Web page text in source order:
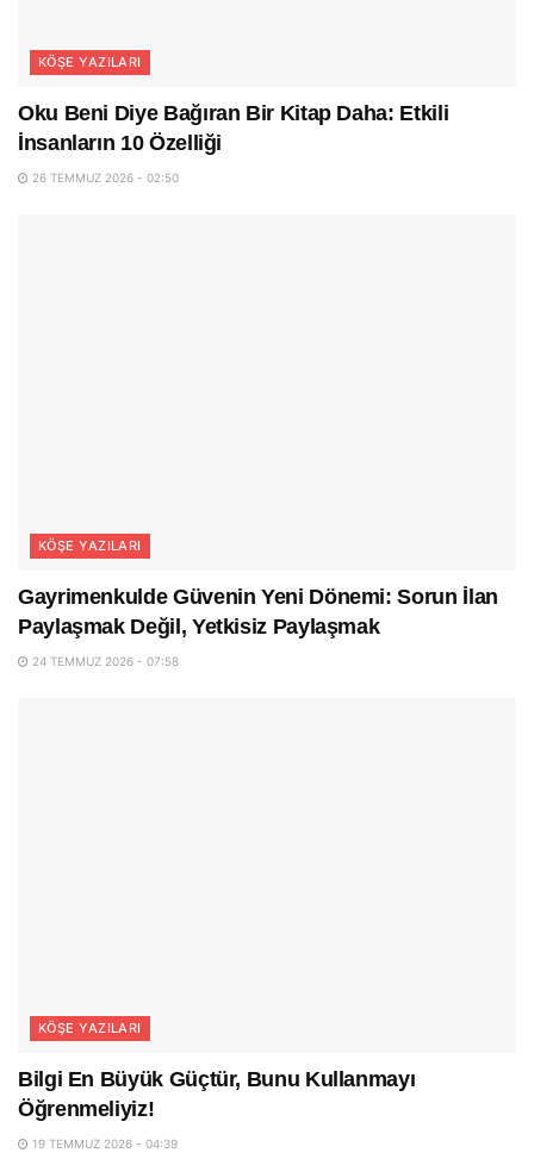
KÖŞE YAZILARI
Oku Beni Diye Bağıran Bir Kitap Daha: Etkili
İnsanların 10 Özelliği
26 TEMMUZ 2026 - 02:50
KÖŞE YAZILARI
Gayrimenkulde Güvenin Yeni Dönemi: Sorun İlan
Paylaşmak Değil, Yetkisiz Paylaşmak
24 TEMMUZ 2026 - 07:58
KÖŞE YAZILARI
Bilgi En Büyük Güçtür, Bunu Kullanmayı
Öğrenmeliyiz!
19 TEMMUZ 2026 - 04:39